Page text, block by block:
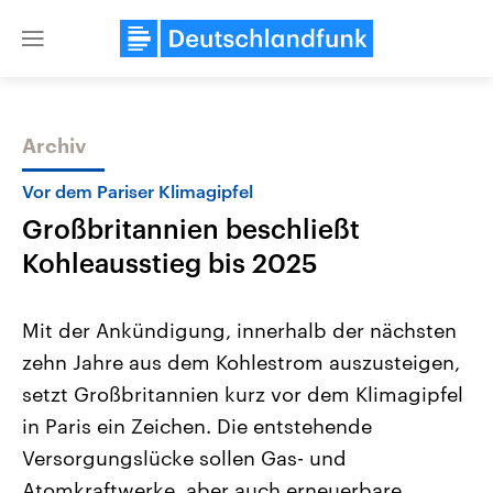
Close
Themen
Landtagswahl Sachsen-Anhalt
2026
Alle Informationen
Sachsen-Anhalt wählt am 6.
September 2026 einen neuen
Landtag. Seit 2021 wird das
Bundesland von einer Koalition aus
USA
Aktuelle Beiträge,
Hintergründe
Wirtschaftlich und
gehören die Vereinigten
den mächtigsten Ländern
mit großem Einfluss auf
Archiv
Vor dem Pariser Klimagipfel
Großbritannien beschließt
Kohleausstieg bis 2025
Mit der Ankündigung, innerhalb der nächsten
zehn Jahre aus dem Kohlestrom auszusteigen,
setzt Großbritannien kurz vor dem Klimagipfel
in Paris ein Zeichen. Die entstehende
Versorgungslücke sollen Gas- und